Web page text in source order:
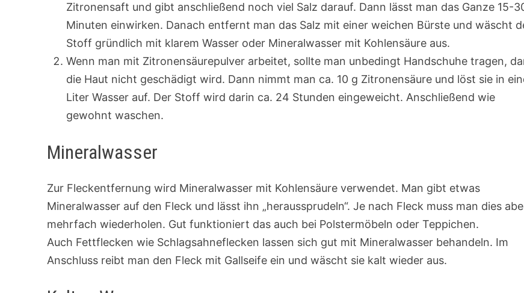
Zitronensaft und gibt anschließend noch viel Salz darauf. Dann lässt man das Ganze 15-
Minuten einwirken. Danach entfernt man das Salz mit einer weichen Bürste und wäscht
Stoff gründlich mit klarem Wasser oder Mineralwasser mit Kohlensäure aus.
Wenn man mit Zitronensäurepulver arbeitet, sollte man unbedingt Handschuhe tragen,
die Haut nicht geschädigt wird. Dann nimmt man ca. 10 g Zitronensäure und löst sie in
Liter Wasser auf. Der Stoff wird darin ca. 24 Stunden eingeweicht. Anschließend wie
gewohnt waschen.
Mineralwasser
Zur Fleckentfernung wird Mineralwasser mit Kohlensäure verwendet. Man gibt etwas
Mineralwasser auf den Fleck und lässt ihn „heraussprudeln“. Je nach Fleck muss man dies
mehrfach wiederholen. Gut funktioniert das auch bei Polstermöbeln oder Teppichen.
Auch Fettflecken wie Schlagsahneflecken lassen sich gut mit Mineralwasser behandeln. Im
Anschluss reibt man den Fleck mit Gallseife ein und wäscht sie kalt wieder aus.